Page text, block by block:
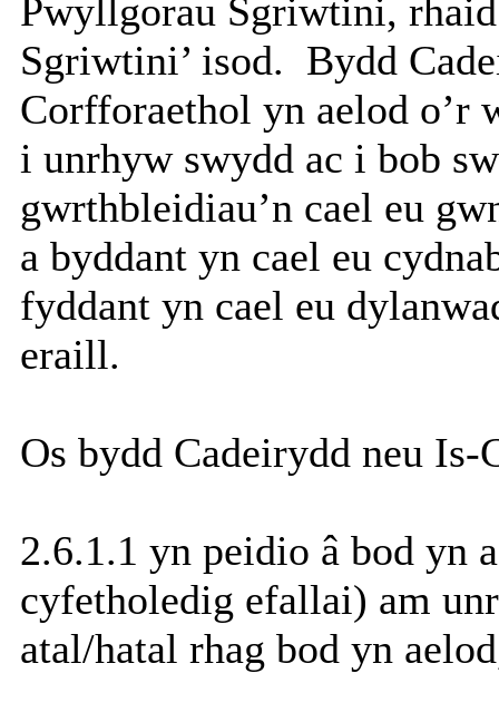
Pwyllgorau Sgriwtini,
Sgriwtini’ isod. Bydd
Corfforaethol yn aelod o’r
i unrhyw swydd ac i bob
gwrthbleidiau’n cael eu
a byddant yn cael eu
fyddant yn cael eu
eraill.
Os bydd Cadeirydd neu
2.6.1.1 yn peidio â bod yn
cyfetholedig efallai) am
atal/hatal rhag bod yn